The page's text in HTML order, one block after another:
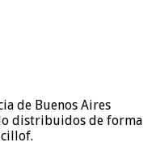
de Buenos Aires
distribuidos de forma